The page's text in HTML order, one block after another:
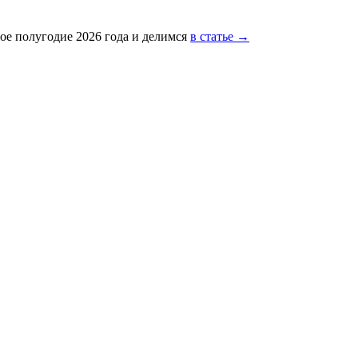
полугодие 2026 года и делимся в статье →